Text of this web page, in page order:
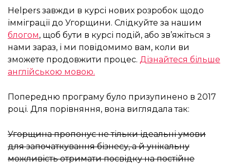
Helpers завжди в курсі нових розробок щодо
імміграції до Угорщини. Слідкуйте за нашим
блогом, щоб бути в курсі подій, або зв’яжіться з
нами зараз, і ми повідомимо вам, коли ви
зможете продовжити процес. Дізнайтеся більше
англійською мовою.
Попередню програму було призупинено в 2017
році. Для порівняння, вона виглядала так:
Угорщина пропонує не тільки ідеальні умови
для започаткування бізнесу, а й унікальну
можливість отримати посвідку на постійне